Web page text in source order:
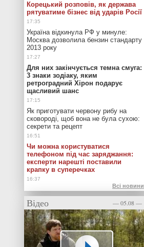
Корецький розповів, як держава
рятуватиме бізнес від ударів Росії
Україна відкинула РФ у минуле:
Москва дозволила бензин стандарту
2013 року
Для них закінчується темна смуга:
3 знаки зодіаку, яким
ретроградний Хірон подарує
щасливий шанс
Як приготувати червону рибу на
сковороді, щоб вона не була сухою:
секрети та рецепт
Чи можна користуватися
телефоном під час заряджання:
експерти нарешті поставили
крапку в суперечках
Всі новини
Відео — 05.08 —